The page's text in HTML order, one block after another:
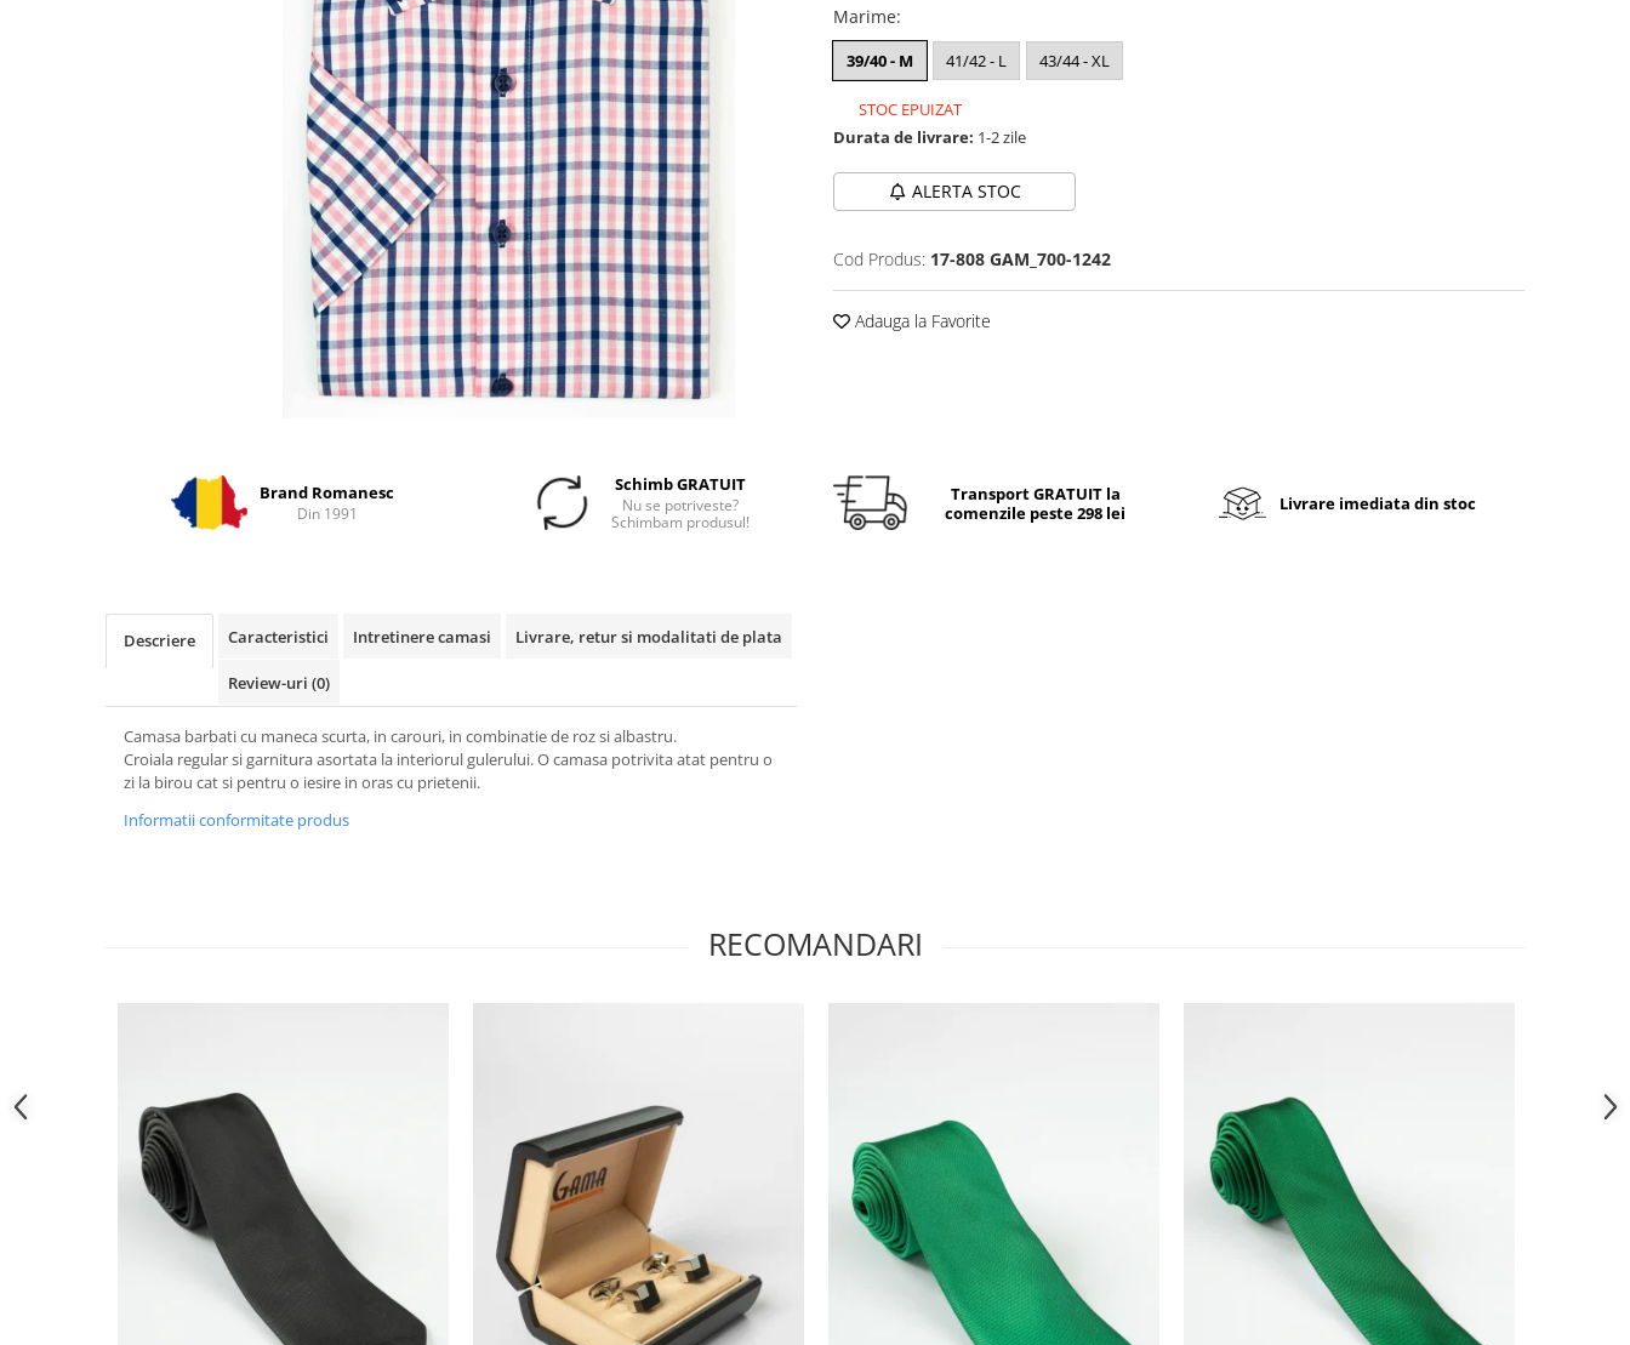
Marime:
39/40 - M 41/42 - L 43/44 - XL
STOC EPUIZAT
Durata de livrare: 1-2 zile
ALERTA STOC
Cod Produs: 17-808 GAM_700-1242
Adauga la Favorite
Brand Romanesc
Din 1991
Schimb GRATUIT
Nu se potriveste?
Schimbam produsul!
Transport GRATUIT la
comenzile peste 298 lei
Livrare imediata din stoc
Descriere Caracteristici Intretinere camasi Livrare, retur si modalitati de plata
Review-uri (0)
Camasa barbati cu maneca scurta, in carouri, in combinatie de roz si albastru.
Croiala regular si garnitura asortata la interiorul gulerului. O camasa potrivita atat pentru o
zi la birou cat si pentru o iesire in oras cu prietenii.
Informatii conformitate produs
RECOMANDARI